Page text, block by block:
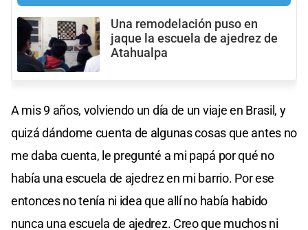
Una remodelación puso en
jaque la escuela de ajedrez de
Atahualpa
A mis 9 años, volviendo un día de un viaje en Brasil, y
quizá dándome cuenta de algunas cosas que antes no
me daba cuenta, le pregunté a mi papá por qué no
había una escuela de ajedrez en mi barrio. Por ese
entonces no tenía ni idea que allí no había habido
nunca una escuela de ajedrez. Creo que muchos ni